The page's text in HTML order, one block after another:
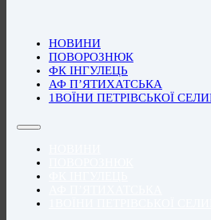
НОВИНИ
ПОВОРОЗНЮК
ФК ІНГУЛЕЦЬ
АФ П’ЯТИХАТСЬКА
1ВОЇНИ ПЕТРІВСЬКОЇ